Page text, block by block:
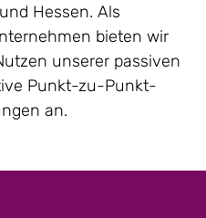
Hessen. Als
bieten wir
unserer passiven
Punkt-zu-Punkt-
an.